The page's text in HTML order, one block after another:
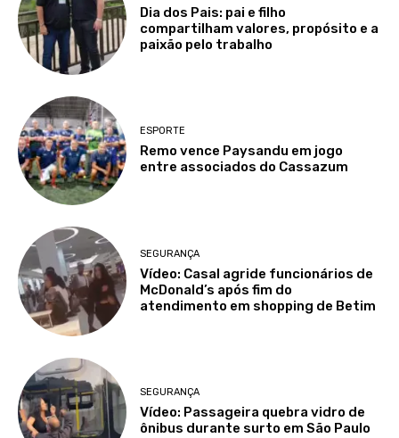
Dia dos Pais: pai e filho
compartilham valores, propósito e a
paixão pelo trabalho
ESPORTE
Remo vence Paysandu em jogo
entre associados do Cassazum
SEGURANÇA
Vídeo: Casal agride funcionários de
McDonald’s após fim do
atendimento em shopping de Betim
SEGURANÇA
Vídeo: Passageira quebra vidro de
ônibus durante surto em São Paulo